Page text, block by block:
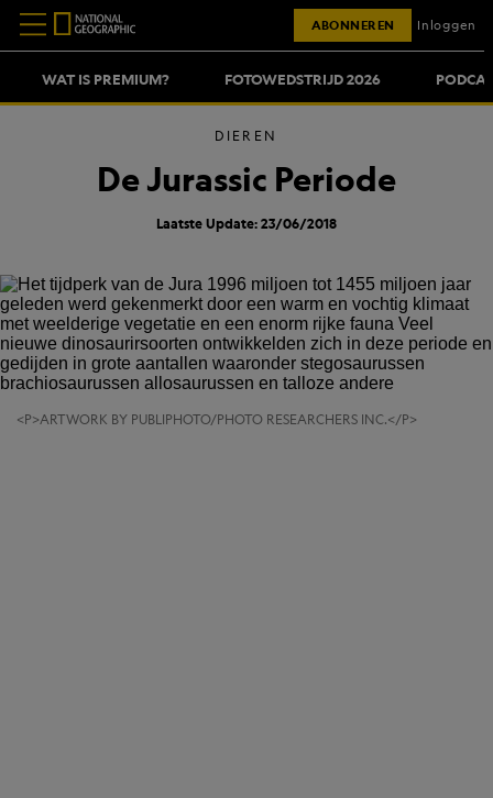
WAT IS PREMIUM? FOTOWEDSTRIJD 2026
ABONNEREN Inloggen
DIEREN
De Jurassic Periode
Laatste Update: 23/06/2018
<P>ARTWORK BY PUBLIPHOTO/PHOTO RESEARCHERS INC.</P>